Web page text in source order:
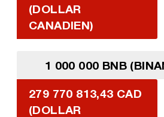
(DOLLAR
CANADIEN)
1 000 000 BNB
279 770 813,43 CAD
(DOLLAR